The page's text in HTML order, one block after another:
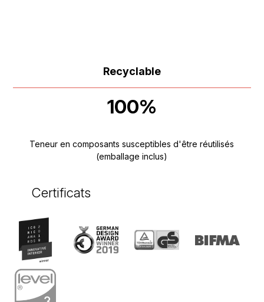
Recyclable
100%
Teneur en composants susceptibles d'être réutilisés
(emballage inclus)
Certificats